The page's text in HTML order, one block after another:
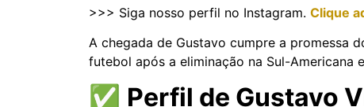
>>> Siga nosso perfil no Instagram. Clique
A chegada de Gustavo cumpre a promessa
futebol após a eliminação na Sul-Americana
✅ Perfil de Gustavo